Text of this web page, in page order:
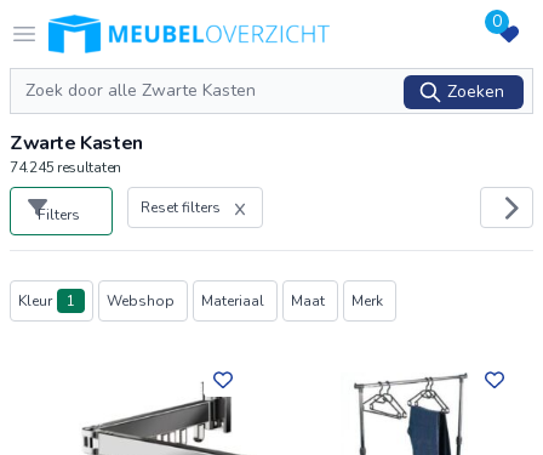
Open menu
Logo Meubeloverzicht.nl 0
Zoeken
Zoeken
Zwarte Kasten
74.245 resultaten
Filters Reset filters
Producten
Kleur 1 Webshop Materiaal Maat Merk